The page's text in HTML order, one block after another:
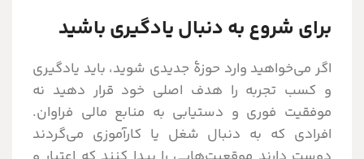
برای شروع به دنبال یادگیری باشید
اگر می‌خواهید وارد حوزۀ جدیدی شوید، باید یادگیری
و کسب تجربه را هدف اصلی خود قرار دهید نه
موفقیت فوری و دستیابی به منابع مالی فراوان.
افرادی که به دنبال شغل یا کارآموزی می‌گردند